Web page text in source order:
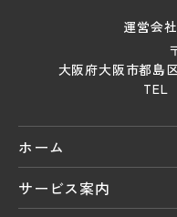
運営会
大阪府大阪市都島
TEL
ホーム
サービス案内